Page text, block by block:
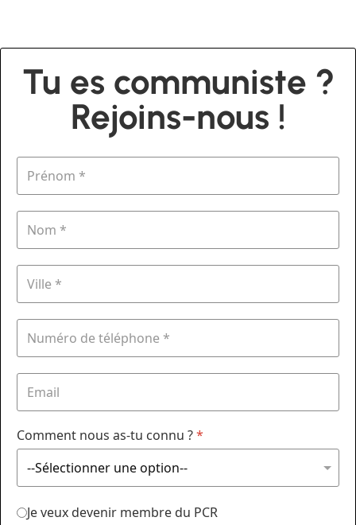
Tu es communiste ?
Rejoins-nous !
Comment nous as-tu connu ?*
Je veux devenir membre du PCR